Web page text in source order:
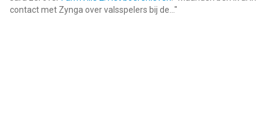
contact met Zynga over valsspelers bij de... "